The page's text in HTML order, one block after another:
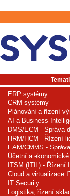
ERP systémy
CRM systémy
Plánování a řízení
AI a Business
DMS/ECM - Správa
HRM/HCM - Řízení
EAM/CMMS -
Účetní a
ITSM (ITIL) - Řízení
Cloud a virtualizace
IT Security
Logistika, řízení